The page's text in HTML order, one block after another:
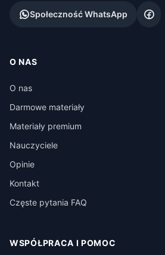
Społeczność WhatsApp
O NAS
O nas
Darmowe materiały
Materiały premium
Nauczyciele
Opinie
Kontakt
Częste pytania FAQ
WSPÓŁPRACA I POMOC